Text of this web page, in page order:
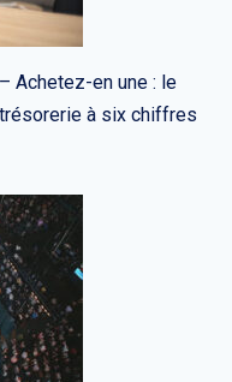
Achetez-en une : le
à six chiffres